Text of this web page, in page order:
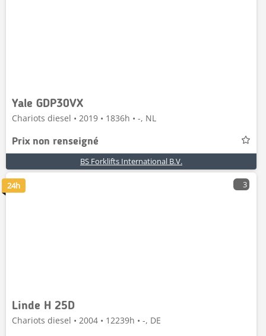
Yale GDP30VX
Chariots diesel • 2019 • 1836h • -, NL
Prix non renseigné
BS Forklifts International B.V.
3
Linde H 25D
Chariots diesel • 2004 • 12239h • -, DE
24h